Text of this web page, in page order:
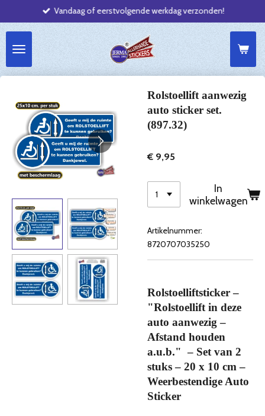
direct
de
hoofdinhoud
Vandaag of eerstvolgende werkdag verzonden!
Rolstoellift aanwezig
auto sticker set.
(897.32)
€ 9,95
In
winkelwagen
Artikelnummer:
8720707035250
Rolstoelliftsticker –
"Rolstoellift in deze
auto aanwezig –
Afstand houden
a.u.b." – Set van 2
stuks – 20 x 10 cm –
Weerbestendige Auto
Sticker